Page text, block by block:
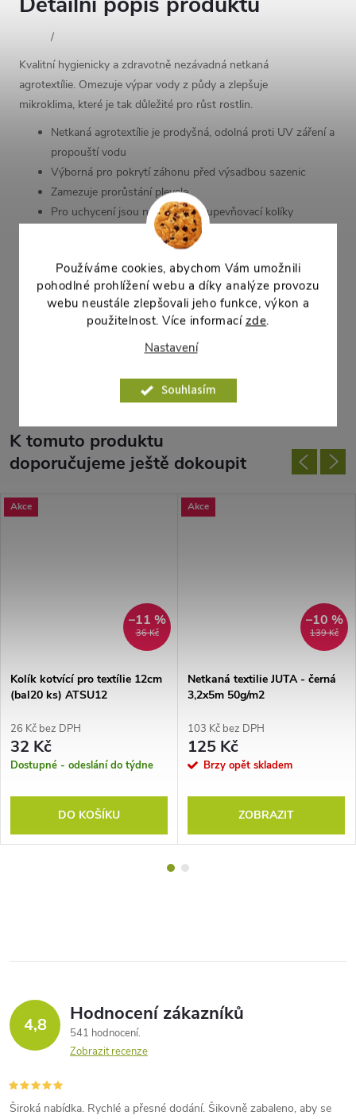
Používáme cookies, abychom Vám umožnili
pohodlné prohlížení webu a díky analýze provozu
webu neustále zlepšovali jeho funkce, výkon a
použitelnost. Více informací zde.
Nastavení
Souhlasím
/
Kvalitní hygienicky a zdravotně nezávadná netkaná
agrotextílie. Omezuje výpar vody z půdy a zlepšuje
mikroklima, které je tak důležité pro růst rostlin.
Netkaná agrotextílie je prodyšná, odolná proti UV záření a
propouští vodu
Výborná pro pokrytí záhonu před výsadbou sazenic
Zamezuje prorůstání plevele
Pro uchycení jsou nejvhodnější upevňovací kolíky
(nevhodné je zatížení kameny)
možno použít opakovaně
Vybírejte typy s vyšší hmotností a UV stabilizací v místech,
kde je větší potřeba trvanlivosti (podle venkovních
K tomuto produktu
doporučujeme ještě dokoupit
Akce
36 Kč
–11 %
Kolík kotvící pro textílie 12cm
(bal20 ks) ATSU12
26 Kč bez DPH
32 Kč
Dostupné - odeslání do týdne
DO KOŠÍKU
Akce
139 Kč
–10 %
Netkaná textilie JUTA - černá
3,2x5m 50g/m2
103 Kč bez DPH
125 Kč
Brzy opět skladem
ZOBRAZIT
4,8 Hodnocení zákazníků
541 hodnocení
Zobrazit recenze
Široká nabídka. Rychlé a přesné dodání. Šikovně zabaleno, aby se